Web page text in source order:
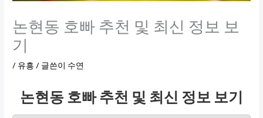
논현동 호빠 추천 및 최신 정보 보
기
/유흥/ 글쓴이 수연
논현동 호빠 추천 및 최신 정보 보기